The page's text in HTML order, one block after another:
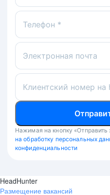
Телефон *
Электронная почта
Клиентский номер на
Нажимая на кнопку «Отправить
на обработку персональных
конфиденциальности
HeadHunter
Размещение вакансий